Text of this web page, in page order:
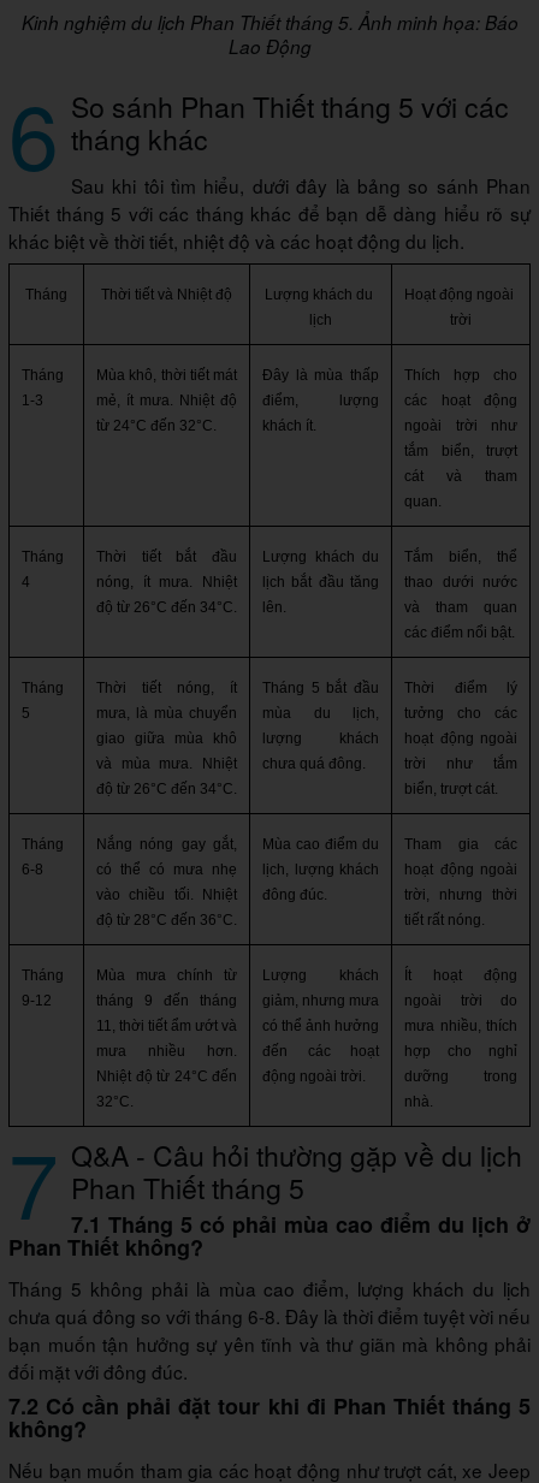
Kinh nghiệm du lịch Phan Thiết tháng 5. Ảnh minh họa: Báo
Lao Động
6 So sánh Phan Thiết tháng 5 với các
tháng khác
Sau khi tôi tìm hiểu, dưới đây là bảng so sánh Phan
Thiết tháng 5 với các tháng khác để bạn dễ dàng hiểu rõ sự
khác biệt về thời tiết, nhiệt độ và các hoạt động du lịch.
Tháng Thời tiết và Nhiệt độ
Lượng khách du
lịch
Hoạt động ngoài
trời
Tháng
1-3
Mùa khô, thời tiết mát
mẻ, ít mưa. Nhiệt độ
từ 24°C đến 32°C.
Đây là mùa thấp
điểm, lượng
khách ít.
Thích hợp cho
các hoạt động
ngoài trời như
tắm biển, trượt
cát và tham
quan.
Tháng
4
Thời tiết bắt đầu
nóng, ít mưa. Nhiệt
độ từ 26°C đến 34°C.
Lượng khách du
lịch bắt đầu tăng
lên.
Tắm biển, thể
thao dưới nước
và tham quan
các điểm nổi bật.
Tháng
5
Thời tiết nóng, ít
mưa, là mùa chuyển
giao giữa mùa khô
và mùa mưa. Nhiệt
độ từ 26°C đến 34°C.
Tháng 5 bắt đầu
mùa du lịch,
lượng khách
chưa quá đông.
Thời điểm lý
tưởng cho các
hoạt động ngoài
trời như tắm
biển, trượt cát.
Tháng
6-8
Nắng nóng gay gắt,
có thể có mưa nhẹ
vào chiều tối. Nhiệt
độ từ 28°C đến 36°C.
Mùa cao điểm du
lịch, lượng khách
đông đúc.
Tham gia các
hoạt động ngoài
trời, nhưng thời
tiết rất nóng.
Tháng
9-12
Mùa mưa chính từ
tháng 9 đến tháng
11, thời tiết ẩm ướt và
mưa nhiều hơn.
Nhiệt độ từ 24°C đến
32°C.
Lượng khách
giảm, nhưng mưa
có thể ảnh hưởng
đến các hoạt
động ngoài trời.
Ít hoạt động
ngoài trời do
mưa nhiều, thích
hợp cho nghỉ
dưỡng trong
nhà.
7 Q&A - Câu hỏi thường gặp về du lịch
Phan Thiết tháng 5
7.1 Tháng 5 có phải mùa cao điểm du lịch ở
Phan Thiết không?
Tháng 5 không phải là mùa cao điểm, lượng khách du lịch
chưa quá đông so với tháng 6-8. Đây là thời điểm tuyệt vời nếu
bạn muốn tận hưởng sự yên tĩnh và thư giãn mà không phải
đối mặt với đông đúc.
7.2 Có cần phải đặt tour khi đi Phan Thiết tháng 5
không?
Nếu bạn muốn tham gia các hoạt động như trượt cát, xe Jeep